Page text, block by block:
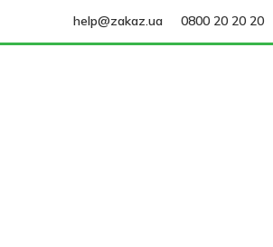
help@zakaz.ua 0800 20 20 20